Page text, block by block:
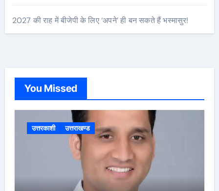
2027 की राह में बीजेपी के लिए ‘अपने’ ही बन सकते हैं भस्मासुर!
You Missed
उत्तरकाशी उत्तराखण्ड